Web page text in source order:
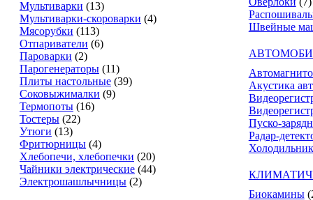
Мультиварки (13)
Мультиварки-скороварки (4)
Мясорубки (113)
Отпариватели (6)
Пароварки (2)
Парогенераторы (11)
Плиты настольные (39)
Соковыжималки (9)
Термопоты (16)
Тостеры (22)
Утюги (13)
Фритюрницы (4)
Хлебопечи, хлебопечки (20)
Чайники электрические (44)
Электрошашлычницы (2)
Швейные
Акустика
Пуско-
Радар-
Биокамины